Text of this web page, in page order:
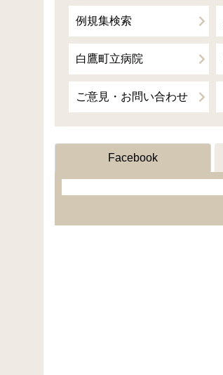
例規集検索
白鷹町立病院
ご意見・お問い合わせ
Facebook